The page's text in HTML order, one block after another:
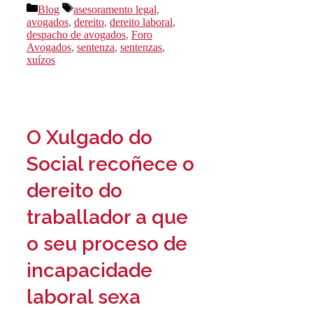
Categorías
Blog Etiquetas
asesoramento legal,
avogados, dereito, dereito laboral,
despacho de avogados, Foro
Avogados, sentenza, sentenzas,
xuízos
O Xulgado do
Social recoñece o
dereito do
traballador a que
o seu proceso de
incapacidade
laboral sexa